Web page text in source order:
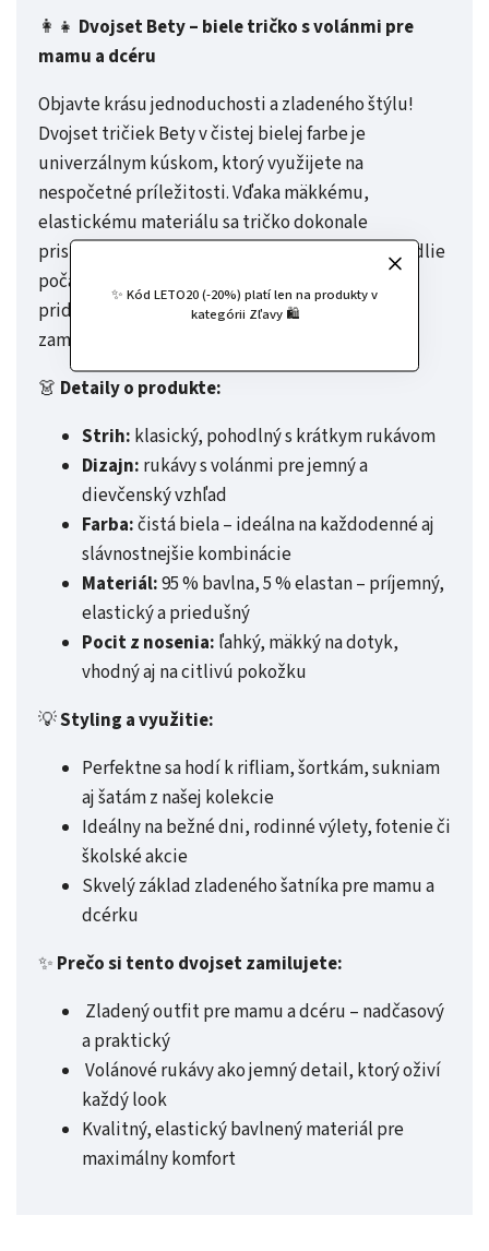
✨ Kód LETO20 (-20%) platí len na produkty v
kategórii Zľavy 🛍️
👩‍👧 Dvojset Bety – biele tričko s volánmi pre
mamu a dcéru
Objavte krásu jednoduchosti a zladeného štýlu!
Dvojset tričiek Bety v čistej bielej farbe je
univerzálnym kúskom, ktorý využijete na
nespočetné príležitosti. Vďaka mäkkému,
elastickému materiálu sa tričko dokonale
prispôsobí postave a poskytne maximálne pohodlie
počas celého dňa. Rukávy s jemnými volánmi
pridávajú elegantný, ale hravý vzhľad, ktorý si
zamilujú všetky mamy aj dcéry.
👗 Detaily o produkte:
Strih: klasický, pohodlný s krátkym rukávom
Dizajn: rukávy s volánmi pre jemný a
dievčenský vzhľad
Farba:čistá biela – ideálna na každodenné aj
slávnostnejšie kombinácie
Materiál:95 % bavlna, 5 % elastan – príjemný,
elastický a priedušný
Pocit z nosenia: ľahký, mäkký na dotyk,
vhodný aj na citlivú pokožku
💡Styling a využitie:
Perfektne sa hodí k rifliam, šortkám, sukniam
aj šatám z našej kolekcie
Ideálny na bežné dni, rodinné výlety, fotenie či
školské akcie
Skvelý základ zladeného šatníka pre mamu a
dcérku
✨ Prečo si tento dvojset zamilujete:
Zladený outfit pre mamu a dcéru – nadčasový
a praktický
Volánové rukávy ako jemný detail, ktorý oživí
každý look
Kvalitný, elastický bavlnený materiál pre
maximálny komfort